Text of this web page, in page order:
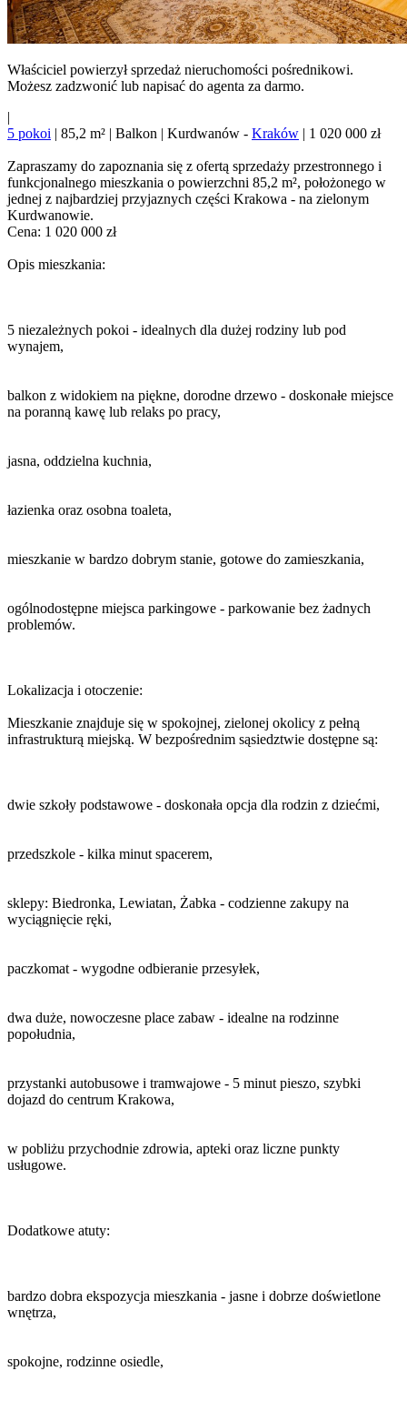
Właściciel powierzył sprzedaż nieruchomości pośrednikowi.
Możesz zadzwonić lub napisać do agenta za darmo.
|
5 pokoi | 85,2 m² | Balkon | Kurdwanów - Kraków | 1 020 000 zł
Zapraszamy do zapoznania się z ofertą sprzedaży przestronnego i
funkcjonalnego mieszkania o powierzchni 85,2 m², położonego w
jednej z najbardziej przyjaznych części Krakowa - na zielonym
Kurdwanowie.
Cena: 1 020 000 zł
Opis mieszkania:
5 niezależnych pokoi - idealnych dla dużej rodziny lub pod
wynajem,
balkon z widokiem na piękne, dorodne drzewo - doskonałe miejsce
na poranną kawę lub relaks po pracy,
jasna, oddzielna kuchnia,
łazienka oraz osobna toaleta,
mieszkanie w bardzo dobrym stanie, gotowe do zamieszkania,
ogólnodostępne miejsca parkingowe - parkowanie bez żadnych
problemów.
Lokalizacja i otoczenie:
Mieszkanie znajduje się w spokojnej, zielonej okolicy z pełną
infrastrukturą miejską. W bezpośrednim sąsiedztwie dostępne są:
dwie szkoły podstawowe - doskonała opcja dla rodzin z dziećmi,
przedszkole - kilka minut spacerem,
sklepy: Biedronka, Lewiatan, Żabka - codzienne zakupy na
wyciągnięcie ręki,
paczkomat - wygodne odbieranie przesyłek,
dwa duże, nowoczesne place zabaw - idealne na rodzinne
popołudnia,
przystanki autobusowe i tramwajowe - 5 minut pieszo, szybki
dojazd do centrum Krakowa,
w pobliżu przychodnie zdrowia, apteki oraz liczne punkty
usługowe.
Dodatkowe atuty:
bardzo dobra ekspozycja mieszkania - jasne i dobrze doświetlone
wnętrza,
spokojne, rodzinne osiedle,